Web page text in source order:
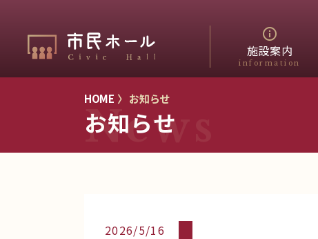
施設案内
information
HOME 〉 お知らせ
お知らせ
News
2026/5/16